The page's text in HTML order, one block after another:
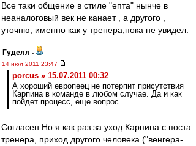
Все таки общение в стиле "епта" нынче в
неаналоговый век не канает , а другого ,
уточню, именно как у тренера,пока не увидел.
Гуделл -
14 июл 2011 23:47
porcus » 15.07.2011 00:32
А хороший европеец не потерпит присутствия
Карпина в команде в любом случае. Да и как
пойдет процесс, еще вопрос
Согласен.Но я как раз за уход Карпина с поста
тренера, приход другого человека ("венгера-